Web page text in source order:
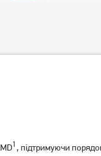
1 , підтримуючи